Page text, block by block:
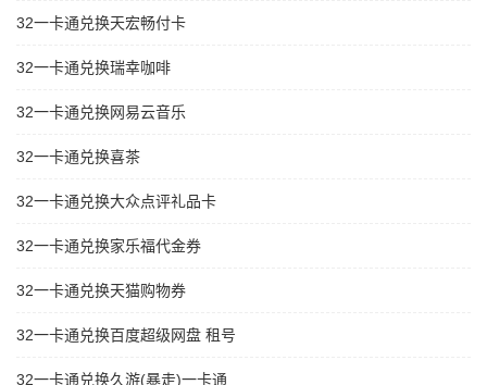
32一卡通兑换天宏畅付卡
32一卡通兑换瑞幸咖啡
32一卡通兑换网易云音乐
32一卡通兑换喜茶
32一卡通兑换大众点评礼品卡
32一卡通兑换家乐福代金券
32一卡通兑换天猫购物券
32一卡通兑换百度超级网盘 租号
32一卡通兑换久游(暴走)一卡通